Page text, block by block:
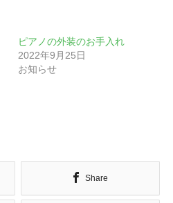
ピアノの外装のお手入れ
2022年9月25日
お知らせ
Share